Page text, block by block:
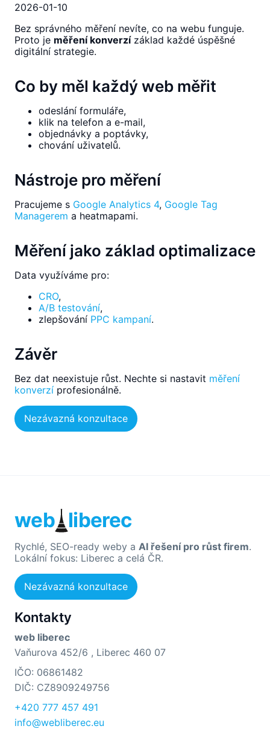
2026-01-10
Bez správného měření nevíte, co na webu funguje.
Proto je měření konverzízáklad každé úspěšné
digitální strategie.
Co by měl každý web měřit
odeslání formuláře,
klik na telefon a e-mail,
objednávky a poptávky,
chování uživatelů.
Nástroje pro měření
Pracujeme s Google Analytics 4, Google Tag
Managerem a heatmapami.
Měření jako základ optimalizace
Data využíváme pro:
CRO,
A/B testování,
zlepšování PPC kampaní.
Závěr
Bez dat neexistuje růst. Nechte si nastavit měření
konverzí profesionálně.
Nezávazná konzultace
web liberec
Rychlé, SEO-ready weby a AI řešení pro růst firem.
Lokální fokus: Liberec a celá ČR.
Nezávazná konzultace
Kontakty
web liberec
Vaňurova 452/6 , Liberec 460 07
IČO: 06861482
DIČ: CZ8909249756
+420 777 457 491
info@webliberec.eu